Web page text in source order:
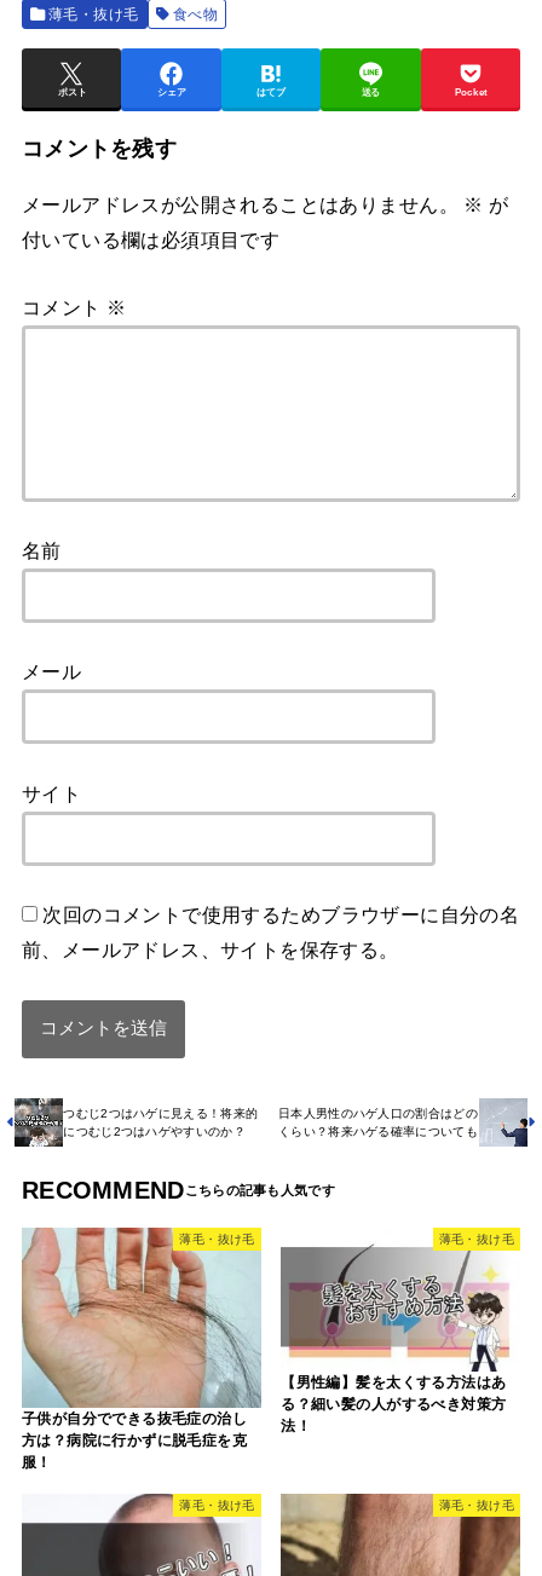
薄毛・抜け毛 食べ物
ポスト シェア はてブ 送る Pocket
コメントを残す
メールアドレスが公開されることはありません。 ※ が
付いている欄は必須項目です
コメント ※
名前
メール
サイト
次回のコメントで使用するためブラウザーに自分の名
前、メールアドレス、サイトを保存する。
つむじ2つはハゲに見える！将来的
につむじ2つはハゲやすいのか？
日本人男性のハゲ人口の割合はどの
くらい？将来ハゲる確率についても
RECOMMEND
薄毛・抜け毛
子供が自分でできる抜毛症の治し
方は？病院に行かずに脱毛症を克
服！
薄毛・抜け毛
【男性編】髪を太くする方法はあ
る？細い髪の人がするべき対策方
法！
薄毛・抜け毛 薄毛・抜け毛